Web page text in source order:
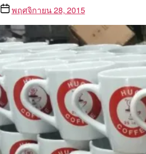
Postพฤศจิกายน 28, 2015